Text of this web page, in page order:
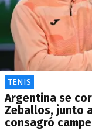
TENIS
Argentina se
Zeballos, junto
consagró